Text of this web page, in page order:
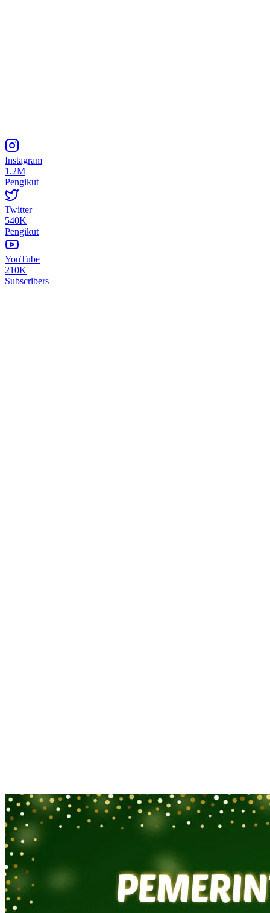
Instagram
1.2M
Pengikut
Twitter
540K
Pengikut
YouTube
210K
Subscribers